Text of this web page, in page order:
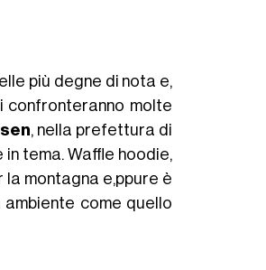
più degne di nota e,
confronteranno molte
, nella prefettura di
tema. Waffle hoodie,
montagna e,ppure è
come quello